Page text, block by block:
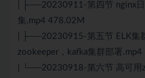
| ├──20230911-第四节 nginx
集.mp4 478.02M
| ├──20230915-第五节 ELK集
zookeeper，kafka集群部署
| └──20230918-第六节 高可用